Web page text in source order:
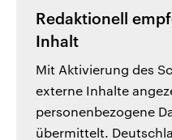
Redaktionell
Inhalt
Mit Aktivierung des
externe Inhalte
personenbezogene
übermittelt.